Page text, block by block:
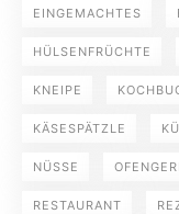
EINGEMACHTES
HÜLSENFRÜCHTE
KNEIPE
KÄSESPÄTZLE
NÜSSE
RESTAURANT